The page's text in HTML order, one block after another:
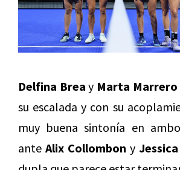
Delfina Brea y Marta Marrero
su escalada y con su
muy buena sintonía en
ante Alix Collombon y